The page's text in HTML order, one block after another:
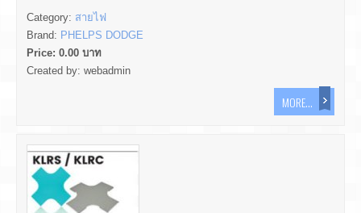
Category: สายไฟ
Brand: PHELPS DODGE
Price: 0.00 บาท
Created by: webadmin
MORE...